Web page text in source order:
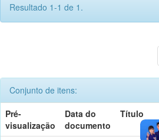
Resultado 1-1 de 1.
Conjunto de itens:
Pré-
visualização
Data do
documento
Título